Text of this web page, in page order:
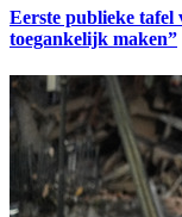
Eerste publieke tafel
toegankelijk maken”